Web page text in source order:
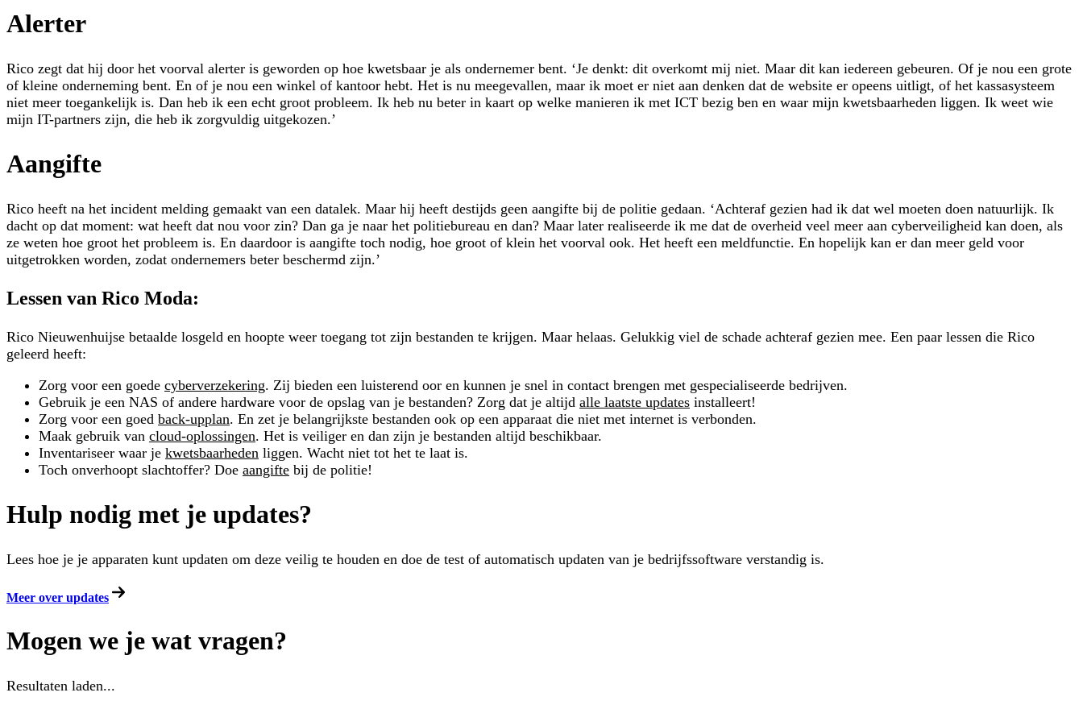
Alerter
Rico zegt dat hij door het voorval alerter is geworden op hoe kwetsbaar je als ondernemer bent. ‘Je denkt: dit overkomt mij niet. Maar dit kan iedereen gebeuren. Of je nou een grote
of kleine onderneming bent. En of je nou een winkel of kantoor hebt. Het is nu meegevallen, maar ik moet er niet aan denken dat de website er opeens uitligt, of het kassasysteem
niet meer toegankelijk is. Dan heb ik een echt groot probleem. Ik heb nu beter in kaart op welke manieren ik met ICT bezig ben en waar mijn kwetsbaarheden liggen. Ik weet wie
mijn IT-partners zijn, die heb ik zorgvuldig uitgekozen.’
Aangifte
Rico heeft na het incident melding gemaakt van een datalek. Maar hij heeft destijds geen aangifte bij de politie gedaan. ‘Achteraf gezien had ik dat wel moeten doen natuurlijk. Ik
dacht op dat moment: wat heeft dat nou voor zin? Dan ga je naar het politiebureau en dan? Maar later realiseerde ik me dat de overheid veel meer aan cyberveiligheid kan doen, als
ze weten hoe groot het probleem is. En daardoor is aangifte toch nodig, hoe groot of klein het voorval ook. Het heeft een meldfunctie. En hopelijk kan er dan meer geld voor
uitgetrokken worden, zodat ondernemers beter beschermd zijn.’
Lessen van Rico Moda:
Rico Nieuwenhuijse betaalde losgeld en hoopte weer toegang tot zijn bestanden te krijgen. Maar helaas. Gelukkig viel de schade achteraf gezien mee. Een paar lessen die Rico
geleerd heeft:
Zorg voor een goede cyberverzekering. Zij bieden een luisterend oor en kunnen je snel in contact brengen met gespecialiseerde bedrijven.
Gebruik je een NAS of andere hardware voor de opslag van je bestanden? Zorg dat je altijd alle laatste updates installeert!
Zorg voor een goed back-upplan. En zet je belangrijkste bestanden ook op een apparaat die niet met internet is verbonden.
Maak gebruik van cloud-oplossingen. Het is veiliger en dan zijn je bestanden altijd beschikbaar.
Inventariseer waar je kwetsbaarheden liggen. Wacht niet tot het te laat is.
Toch onverhoopt slachtoffer? Doe aangifte bij de politie!
Hulp nodig met je updates?
Lees hoe je je apparaten kunt updaten om deze veilig te houden en doe de test of automatisch updaten van je bedrijfssoftware verstandig is.
Meer over updates
Mogen we je wat vragen?
Resultaten laden...